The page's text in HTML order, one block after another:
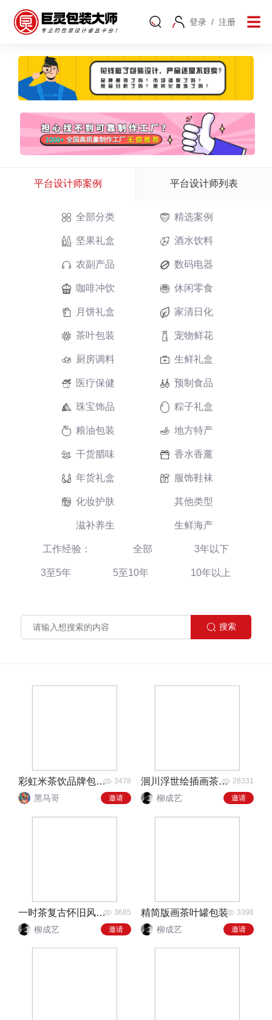
登录 / 注册
平台设计师案例 平台设计师列表
全部分类 精选案例
坚果礼盒 酒水饮料
农副产品 数码电器
咖啡冲饮 休闲零食
月饼礼盒 家清日化
茶叶包装 宠物鲜花
厨房调料 生鲜礼盒
医疗保健 预制食品
珠宝饰品 粽子礼盒
粮油包装 地方特产
干货腊味 香水香薰
年货礼盒 服饰鞋袜
化妆护肤 其他类型
滋补养生 生鲜海产
工作经验： 全部 3年以下
3至5年 5至10年 10年以上
彩虹米茶饮品牌包装设计方案 3478
黑马哥 邀请
洄川浮世绘插画茶叶包装 28331
柳成艺 邀请
一时茶复古怀旧风格包装 3685
柳成艺 邀请
精简版画茶叶罐包装 3398
柳成艺 邀请